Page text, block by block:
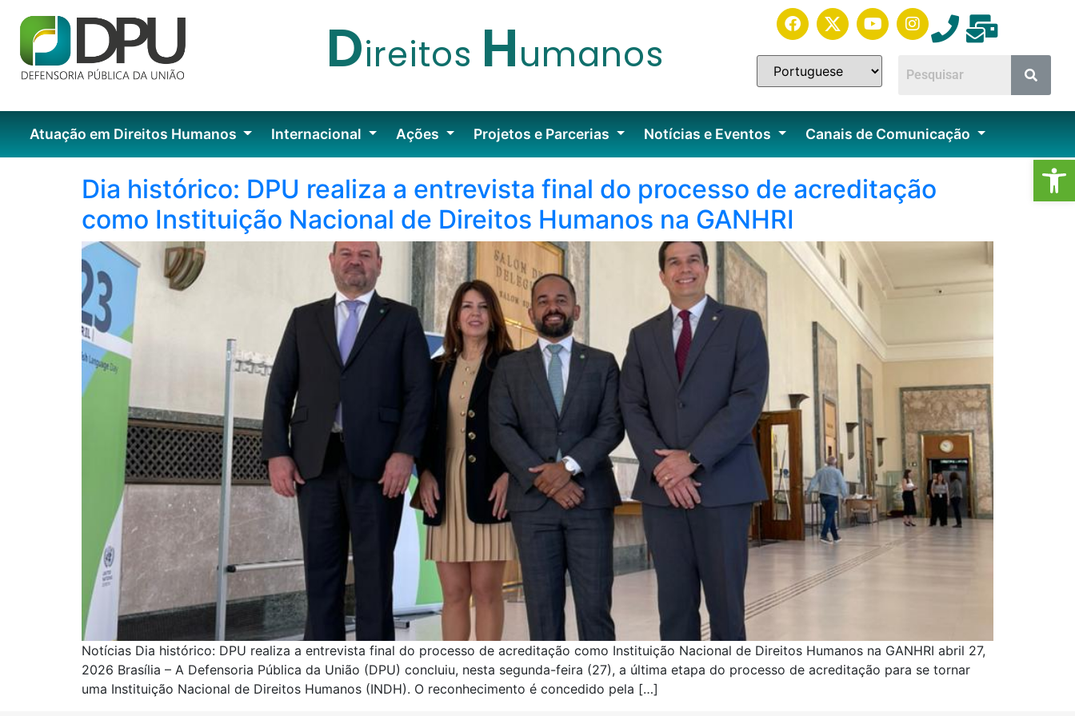
Direitos Humanos
Atuação em Direitos Humanos Internacional Ações Projetos e Parcerias Notícias e Eventos Canais de Comunicação
Dia histórico: DPU realiza a entrevista final do processo de acreditação
como Instituição Nacional de Direitos Humanos na GANHRI
Notícias Dia histórico: DPU realiza a entrevista final do processo de acreditação como Instituição Nacional de Direitos Humanos na GANHRI abril 27,
2026 Brasília – A Defensoria Pública da União (DPU) concluiu, nesta segunda-feira (27), a última etapa do processo de acreditação para se tornar
uma Instituição Nacional de Direitos Humanos (INDH). O reconhecimento é concedido pela […]